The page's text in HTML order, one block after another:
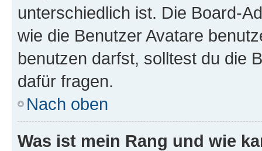
unterschiedlich ist. Die Board-
wie die Benutzer Avatare
benutzen darfst, solltest du die
dafür fragen.
Nach oben
Was ist mein Rang und wie